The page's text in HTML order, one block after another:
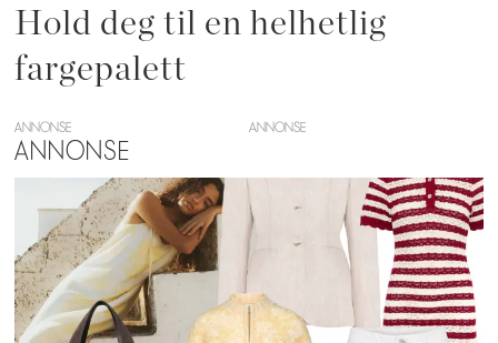
Hold deg til en helhetlig
fargepalett
ANNONSE
ANNONSE